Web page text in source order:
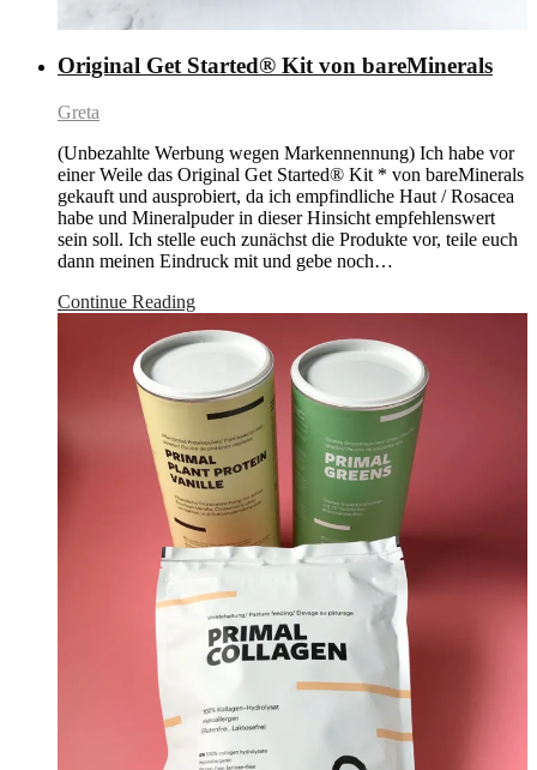
Original Get Started® Kit von bareMinerals
Greta
(Unbezahlte Werbung wegen Markennennung) Ich habe vor
einer Weile das Original Get Started® Kit * von bareMinerals
gekauft und ausprobiert, da ich empfindliche Haut / Rosacea
habe und Mineralpuder in dieser Hinsicht empfehlenswert
sein soll. Ich stelle euch zunächst die Produkte vor, teile euch
dann meinen Eindruck mit und gebe noch…
Continue Reading